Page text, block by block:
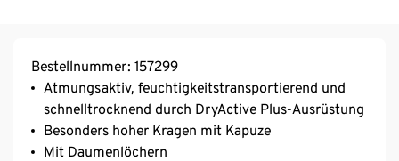
Bestellnummer: 157299
Atmungsaktiv, feuchtigkeitstransportierend und
schnelltrocknend durch DryActive Plus-Ausrüstung
Besonders hoher Kragen mit Kapuze
Mit Daumenlöchern